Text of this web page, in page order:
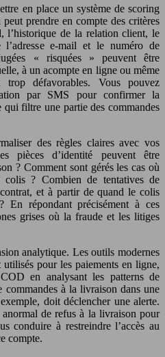
en place un système de scoring
prendre en compte des critères
l’historique de la relation client, le
e-mail et le numéro de
« risquées » peuvent être
à un acompte en ligne ou même
défavorables. Vous pouvez
par SMS pour confirmer la
filtre une partie des commandes
des règles claires avec vos
pièces d’identité peuvent être
? Comment sont gérés les cas où
? Combien de tentatives de
et à partir de quand le colis
En répondant précisément à ces
grises où la fraude et les litiges
analytique. Les outils modernes
pour les paiements en ligne,
en analysant les patterns de
à la livraison dans une
doit déclencher une alerte.
de refus à la livraison pour
conduire à restreindre l’accès au
compte.